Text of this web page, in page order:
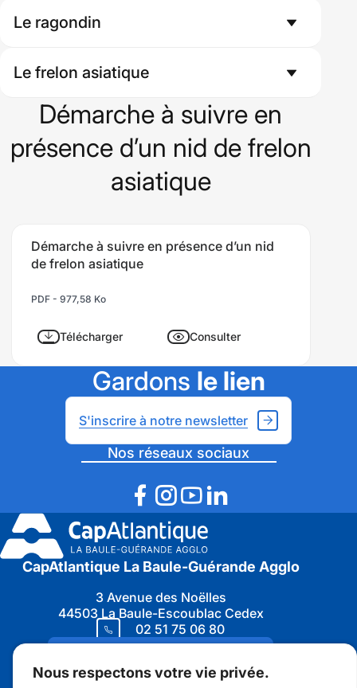
Nous respectons votre vie privée.
Le ragondin
Le frelon asiatique
Démarche à suivre en
présence d’un nid de frelon
asiatique
Démarche à suivre en présence d’un nid
de frelon asiatique
PDF - 977,58 Ko
Télécharger Consulter
Gardons le lien
S'inscrire à notre newsletter
Nos réseaux sociaux
CapAtlantique La Baule-Guérande Agglo
3 Avenue des Noëlles
44503 La Baule-Escoublac Cedex
02 51 75 06 80